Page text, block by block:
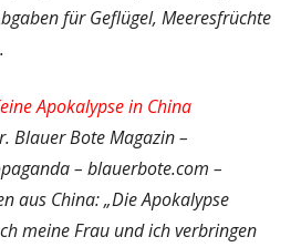
für Geflügel, Meeresfrüchte
Apokalypse in China
Blauer Bote Magazin –
– blauerbote.com –
aus China: „Die Apokalypse
meine Frau und ich verbringen